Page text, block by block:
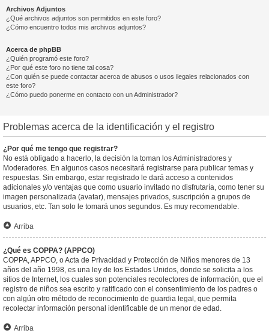
Archivos Adjuntos
¿Qué archivos adjuntos son permitidos en este foro?
¿Cómo encuentro todos mis archivos adjuntos?
Acerca de phpBB
¿Quién programó este foro?
¿Por qué este foro no tiene tal cosa?
¿Con quién se puede contactar acerca de abusos o usos ilegales relacionados con
este foro?
¿Cómo puedo ponerme en contacto con un Administrador?
Problemas acerca de la identificación y el registro
¿Por qué me tengo que registrar?
No está obligado a hacerlo, la decisión la toman los Administradores y
Moderadores. En algunos casos necesitará registrarse para publicar temas y
respuestas. Sin embargo, estar registrado le dará acceso a contenidos
adicionales y/o ventajas que como usuario invitado no disfrutaría, como tener su
imagen personalizada (avatar), mensajes privados, suscripción a grupos de
usuarios, etc. Tan solo le tomará unos segundos. Es muy recomendable.
Arriba
¿Qué es COPPA? (APPCO)
COPPA, APPCO, o Acta de Privacidad y Protección de Niños menores de 13
años del año 1998, es una ley de los Estados Unidos, donde se solicita a los
sitios de Internet, los cuales son potenciales recolectores de información, que el
registro de niños sea escrito y ratificado con el consentimiento de los padres o
con algún otro método de reconocimiento de guardia legal, que permita
recolectar información personal identificable de un menor de edad.
Arriba